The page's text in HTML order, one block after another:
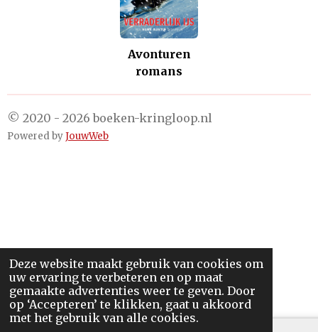
Deze website maakt gebruik van cookies om
uw ervaring te verbeteren en op maat
gemaakte advertenties weer te geven. Door
op ‘Accepteren’ te klikken, gaat u akkoord
met het gebruik van alle cookies.
Avonturen
romans
© 2020 - 2026 boeken-kringloop.nl
Powered byJouwWeb